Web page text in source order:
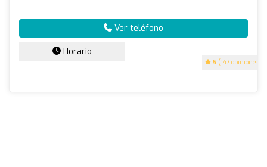
5 (147 opiniones)
Ver teléfono
Horario